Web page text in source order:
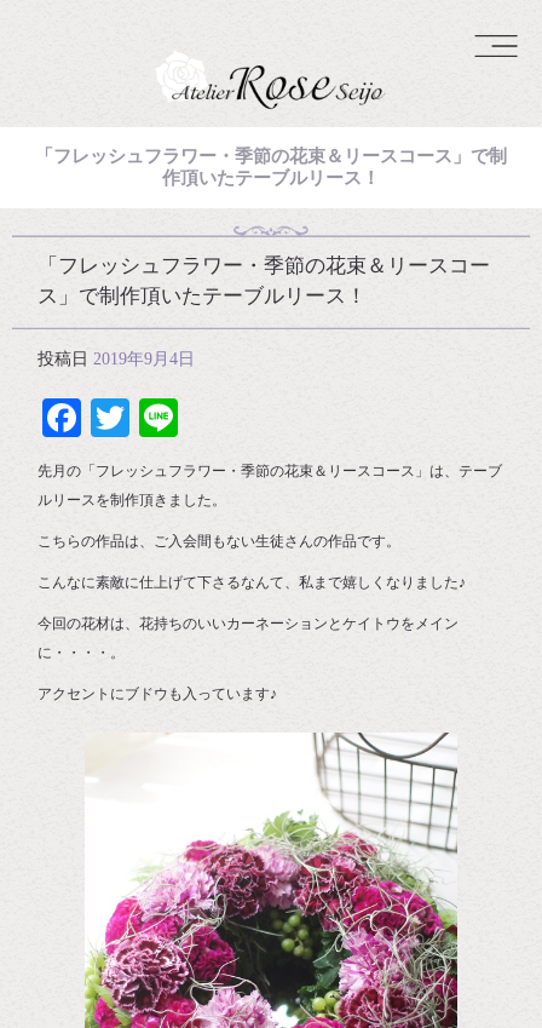
「フレッシュフラワー・季節の花束＆リースコース」で制
作頂いたテーブルリース！
「フレッシュフラワー・季節の花束＆リースコー
ス」で制作頂いたテーブルリース！
投稿日 2019年9月4日
Facebook
Twitter
先月の「フレッシュフラワー・季節の花束＆リースコース」は、テーブ
ルリースを制作頂きました。
こちらの作品は、ご入会間もない生徒さんの作品です。
こんなに素敵に仕上げて下さるなんて、私まで嬉しくなりました♪
今回の花材は、花持ちのいいカーネーションとケイトウをメイン
に・・・・。
アクセントにブドウも入っています♪